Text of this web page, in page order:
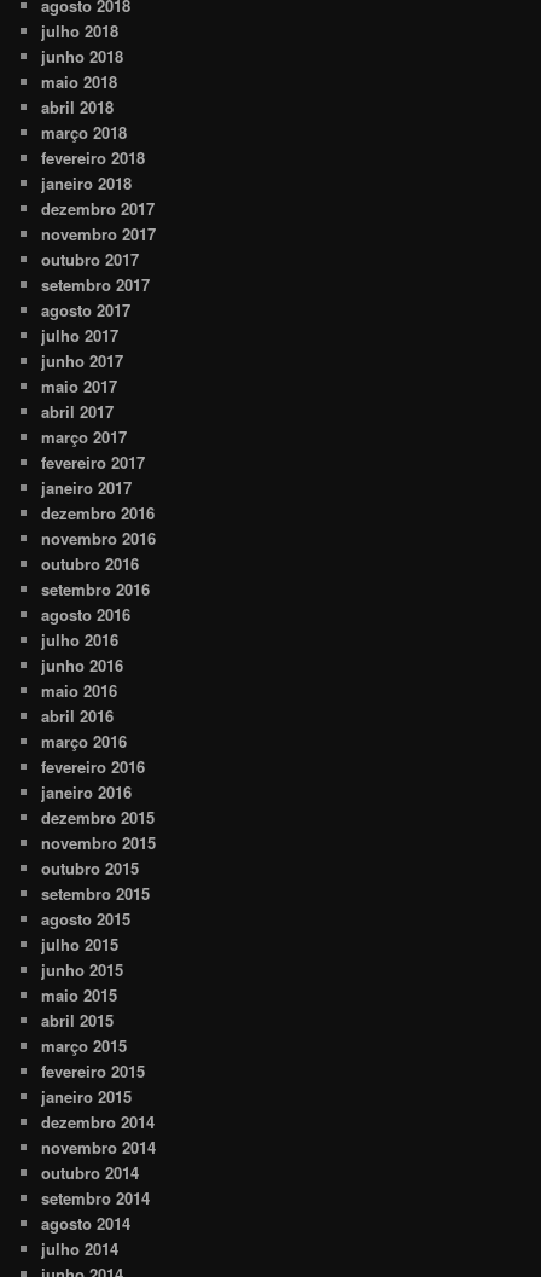
agosto 2018
julho 2018
junho 2018
maio 2018
abril 2018
março 2018
fevereiro 2018
janeiro 2018
dezembro 2017
novembro 2017
outubro 2017
setembro 2017
agosto 2017
julho 2017
junho 2017
maio 2017
abril 2017
março 2017
fevereiro 2017
janeiro 2017
dezembro 2016
novembro 2016
outubro 2016
setembro 2016
agosto 2016
julho 2016
junho 2016
maio 2016
abril 2016
março 2016
fevereiro 2016
janeiro 2016
dezembro 2015
novembro 2015
outubro 2015
setembro 2015
agosto 2015
julho 2015
junho 2015
maio 2015
abril 2015
março 2015
fevereiro 2015
janeiro 2015
dezembro 2014
novembro 2014
outubro 2014
setembro 2014
agosto 2014
julho 2014